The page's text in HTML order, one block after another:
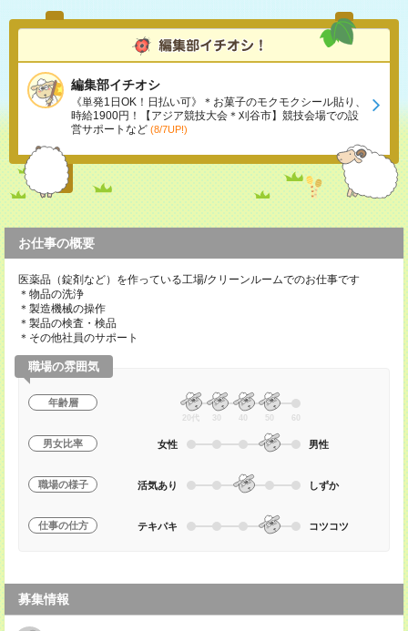
編集部イチオシ
《単発1日OK！日払い可》＊お菓子のモクモクシール貼り、
時給1900円！【アジア競技大会＊刈谷市】競技会場での設
営サポートなど (8/7UP!)
お仕事の概要
医薬品（錠剤など）を作っている工場/クリーンルームでのお仕事です
＊物品の洗浄
＊製造機械の操作
＊製品の検査・検品
＊その他社員のサポート
職場の雰囲気
年齢層
20代 30 40 50 60
男女比率 女性 男性
職場の様子 活気あり しずか
仕事の仕方 テキパキ コツコツ
募集情報